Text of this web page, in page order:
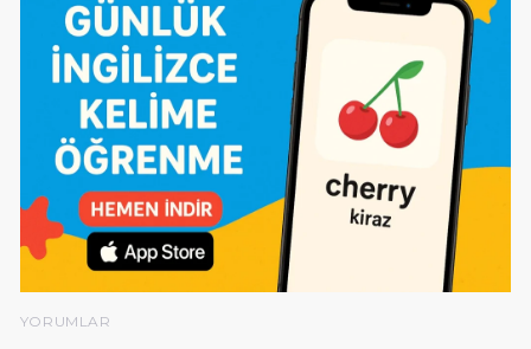
YORUMLAR